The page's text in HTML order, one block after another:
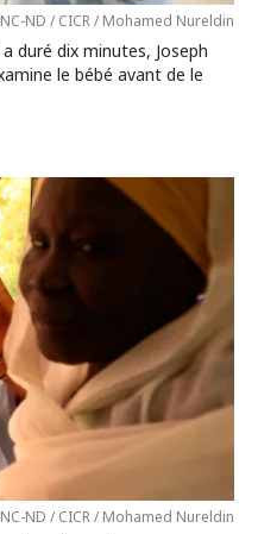
NC-ND / CICR / Mohamed Nureldin
duré dix minutes, Joseph
le bébé avant de le
NC-ND / CICR / Mohamed Nureldin